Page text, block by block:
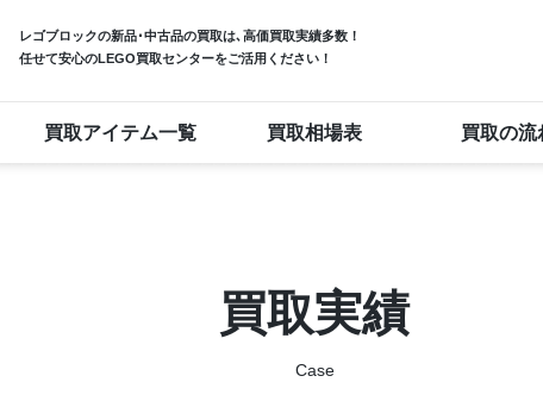
レゴブロックの新品･中古品の買取は､高価買取実績多数！
任せて安心のLEGO買取センターをご活用ください！
買取アイテム一覧 買取相場表 買取の流
買取実績
Case